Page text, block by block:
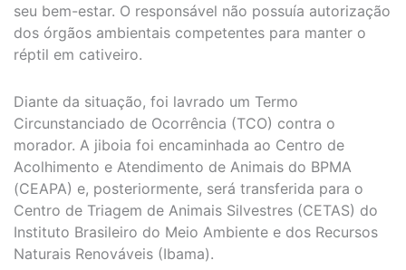
seu bem-estar. O responsável não possuía autorização
dos órgãos ambientais competentes para manter o
réptil em cativeiro.
Diante da situação, foi lavrado um Termo
Circunstanciado de Ocorrência (TCO) contra o
morador. A jiboia foi encaminhada ao Centro de
Acolhimento e Atendimento de Animais do BPMA
(CEAPA) e, posteriormente, será transferida para o
Centro de Triagem de Animais Silvestres (CETAS) do
Instituto Brasileiro do Meio Ambiente e dos Recursos
Naturais Renováveis (Ibama).